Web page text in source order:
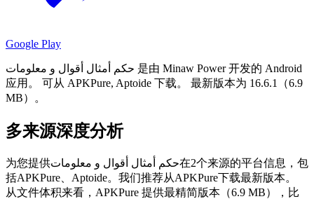
Google Play
حكم أمثال أقوال و معلومات 是由 Minaw Power 开发的 Android
应用。
可从 APKPure, Aptoide 下载。
最新版本为 16.6.1（6.9
MB）。
多来源深度分析
为您提供حكم أمثال أقوال و معلومات在2个来源的平台信息，包
括APKPure、Aptoide。我们推荐从APKPure下载最新版本。
从文件体积来看，APKPure 提供最精简版本（6.9 MB），比